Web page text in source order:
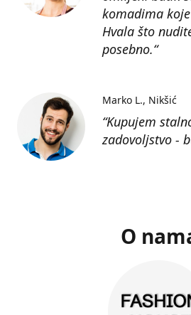
komadima
Hvala što
posebno.“
“Kupujem
zadovoljstvo -
Marko L. Nikšić
O